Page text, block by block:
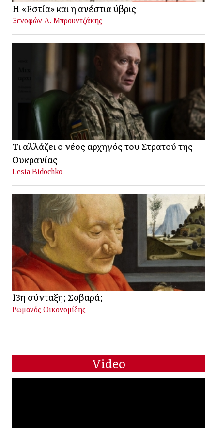
Η «Εστία» και η ανέστια ύβρις
Ξενοφών Α. Μπρουντζάκης
Τι αλλάζει ο νέος αρχηγός του Στρατού της
Ουκρανίας
Lesia Bidochko
13η σύνταξη; Σοβαρά;
Ρωμανός Οικονομίδης
Video